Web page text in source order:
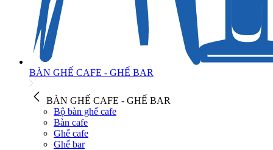
BÀN GHẾ CAFE - GHẾ BAR
BÀN GHẾ CAFE - GHẾ BAR
Bộ bàn ghế cafe
Bàn cafe
Ghế cafe
Ghế bar